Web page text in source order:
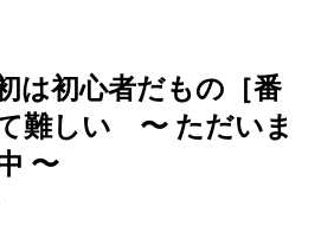
は初心者だもの［番
難しい 〜 ただいま
〜